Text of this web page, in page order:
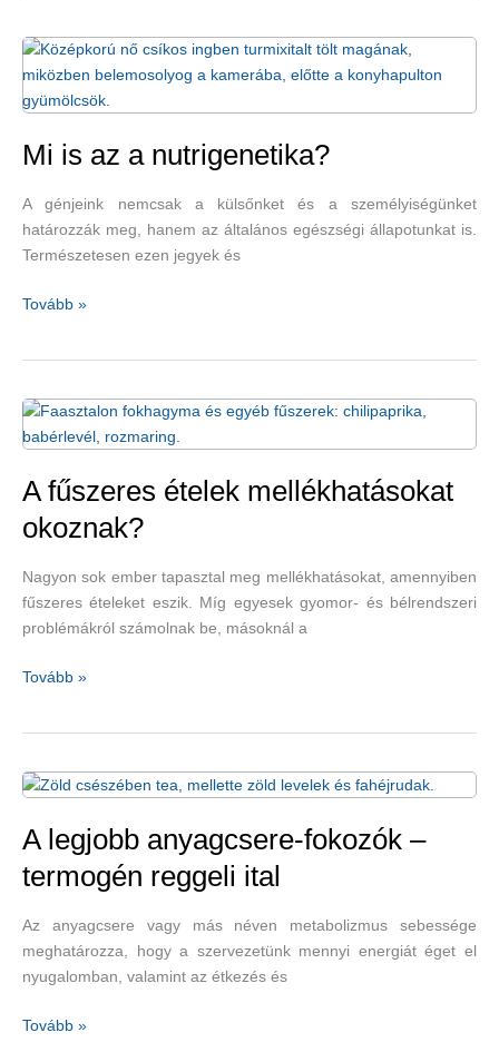
kávéba?
Mi is az a nutrigenetika?
A génjeink nemcsak a külsőnket és a személyiségünket
határozzák meg, hanem az általános egészségi állapotunkat is.
Természetesen ezen jegyek és
Mi
nutrigenetika?
Tovább »
A fűszeres ételek mellékhatásokat
okoznak?
Nagyon sok ember tapasztal meg mellékhatásokat, amennyiben
fűszeres ételeket eszik. Míg egyesek gyomor- és bélrendszeri
problémákról számolnak be, másoknál a
A
okoznak?
Tovább »
A legjobb anyagcsere-fokozók –
termogén reggeli ital
Az anyagcsere vagy más néven metabolizmus sebessége
meghatározza, hogy a szervezetünk mennyi energiát éget el
nyugalomban, valamint az étkezés és
A
Tovább »